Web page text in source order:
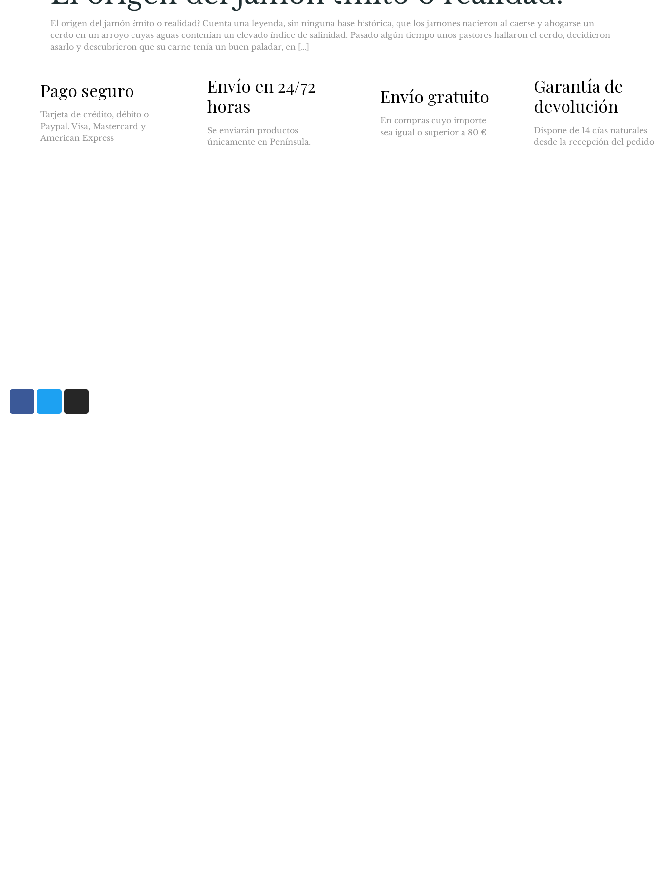
El origen del jamón ¿mito o realidad? Cuenta una leyenda, sin ninguna base histórica, que los jamones nacieron al caerse y ahogarse un
cerdo en un arroyo cuyas aguas contenían un elevado índice de salinidad. Pasado algún tiempo unos pastores hallaron el cerdo, decidieron
asarlo y descubrieron que su carne tenía un buen paladar, en […]
Pago seguro
Tarjeta de crédito, débito o
Paypal. Visa, Mastercard y
American Express
Envío en 24/72
horas
Se enviarán productos
únicamente en Península.
Envío gratuito
En compras cuyo importe
sea igual o superior a 80 €
Garantía de
devolución
Dispone de 14 días naturales
desde la recepción del pedido